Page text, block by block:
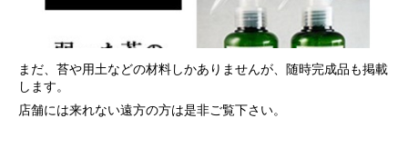
まだ、苔や用土などの材料しかありませんが、随時完成品も掲載
します。
店舗には来れない遠方の方は是非ご覧下さい。